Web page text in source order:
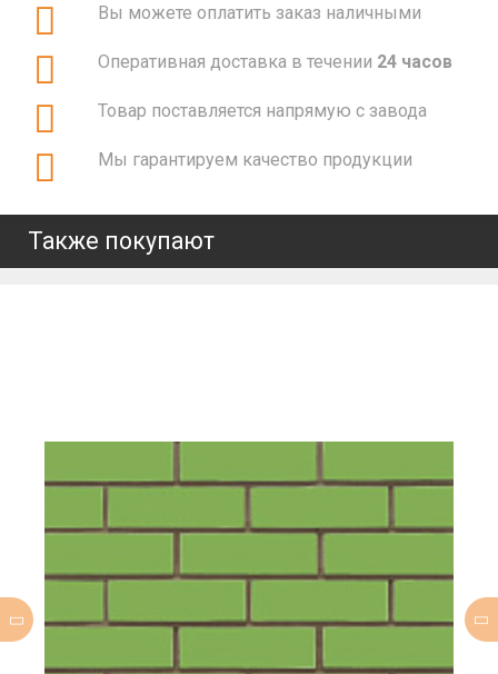
Вы можете оплатить заказ наличными
Оперативная доставка в течении 24 часов
Товар поставляется напрямую с завода
Мы гарантируем качество продукции
Также покупают